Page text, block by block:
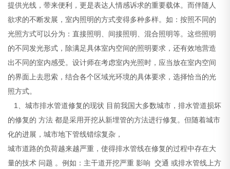
提供光线，带来便利，更是表达人情感诉求的重要载体。而伴随人
欲求的不断发展，室内照明的方式变得多种多样。如：按照不同的
光照方式可以分为：直接照明、间接照明、混合照明等。这些照明
的不同发光形式，除满足具体室内空间的照明要求，还有效地营造
出不同的室内感受。设计师在考虑室内光照时，应当放在室内空间
的界面上去思索，结合各个区域光环境的具体要求，选择恰当的光
照方式。
1、城市排水管道修复的现状 目前我国大多数城市，排水管道损坏
的修复的 方法 都是采用开挖从新埋管的方法进行修复。但随着城市
化的进展，城市地下管线错综复杂，
城市道路的负荷越来越严重，使得排水管线在修复的过程中存在大
量的技术 问题 。例如：主干道开挖严重 影响 交通 或排水管线上方